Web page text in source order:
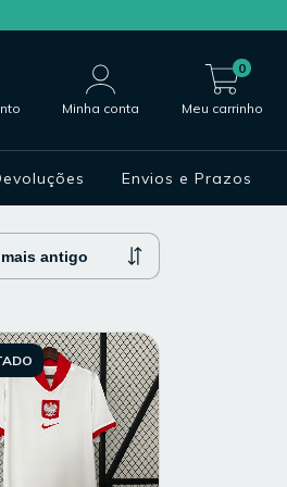
Minha conta Meu carrinho
0
Envios e Prazos